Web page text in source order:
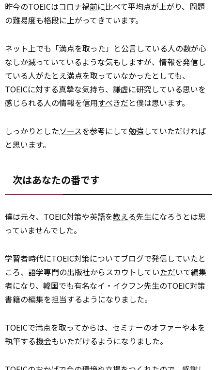
昨今のTOEICはコロナ禍前に比べて平均点が上がり、問題
の難易度も格段に上がってきています。
ネット上でも「満点を取った」と公言している人の数が心
なしか減っていているような気もしますが、情報を発信し
ている人がたとえ満点を取っていなかったとしても、
TOEICに対する真摯な気持ち、謙虚に研究している思いを
感じられる人の情報を信用すべきだと僕は思います。
しっかりとしたソースを参考にして勉強していただければ
と思います。
次はあなたの番です
僕は元々、TOEIC対策や英語を教える先生になろうとは思
っていませんでした。
学習者時代にTOEIC対策についてブログで発信していたと
ころ、語学専門の出版社からスカウトしていただいて編集
者になり、韓国でも有名なイ・イクフン先生のTOEIC対策
書籍の編集を担当するようになりました。
TOEICで満点を取ってからは、セミナーのオファーや本を
執筆する機会もいただけるようになりました。